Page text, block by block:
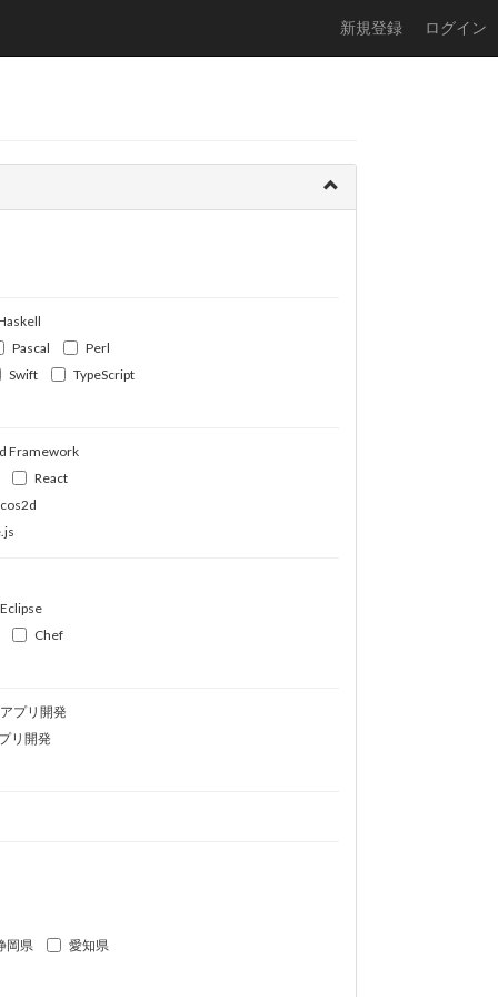
新規登録 ログイン
Pascal
Perl
Swift
TypeScript
Framework
React
Eclipse
Chef
プリ開発
リ開発
岡県
愛知県